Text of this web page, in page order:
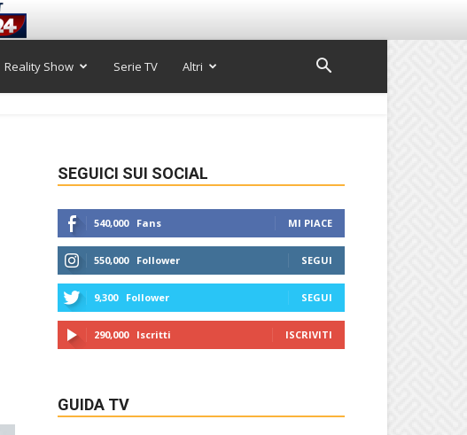
Reality Show Serie TV Altri
SEGUICI SUI SOCIAL
540,000 Fans MI PIACE
550,000 Follower SEGUI
9,300 Follower SEGUI
290,000 Iscritti ISCRIVITI
GUIDA TV